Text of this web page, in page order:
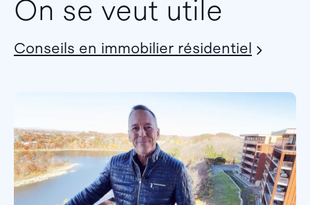
On se veut utile
Conseils en immobilier résidentiel